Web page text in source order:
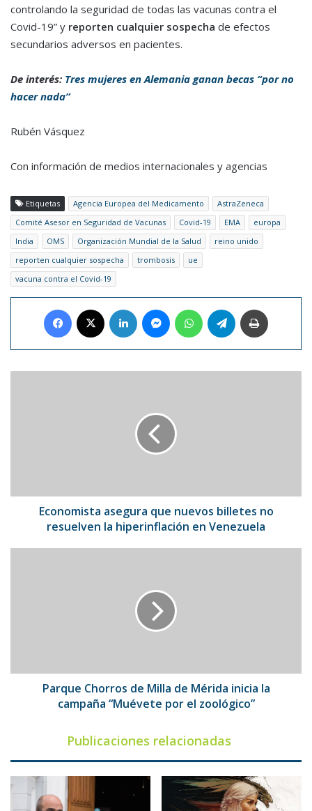
controlando la seguridad de todas las vacunas contra el
Covid-19” y reporten cualquier sospecha de efectos
secundarios adversos en pacientes.
De interés: Tres mujeres en Alemania ganan becas “por no
hacer nada”
Rubén Vásquez
Con información de medios internacionales y agencias
Etiquetas Agencia Europea del Medicamento
AstraZeneca
Comité Asesor en Seguridad de Vacunas
Covid-19 EMA
europa
India
OMS Organización Mundial de la Salud
reino unido
reporten cualquier sospecha
trombosis
ue
vacuna contra el Covid-19
Facebook LinkedIn MessengerWhatsAppTelegram
hiperinflación
Venezuela
Economista asegura que nuevos billetes no
resuelven la hiperinflación en Venezuela
campaña
“MuéveteParque Chorros de Milla de Mérida inicia la
campaña “Muévete por el zoológico”
Publicaciones relacionadas